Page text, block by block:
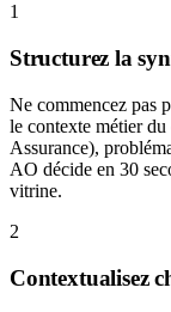
1
Structurez la
Ne commencez pas
le contexte métier
Assurance),
AO décide en 30
vitrine.
2
Contextualisez